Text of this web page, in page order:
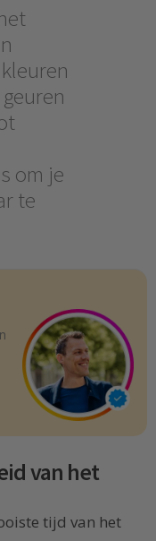
om je
te
van het
tijd van het